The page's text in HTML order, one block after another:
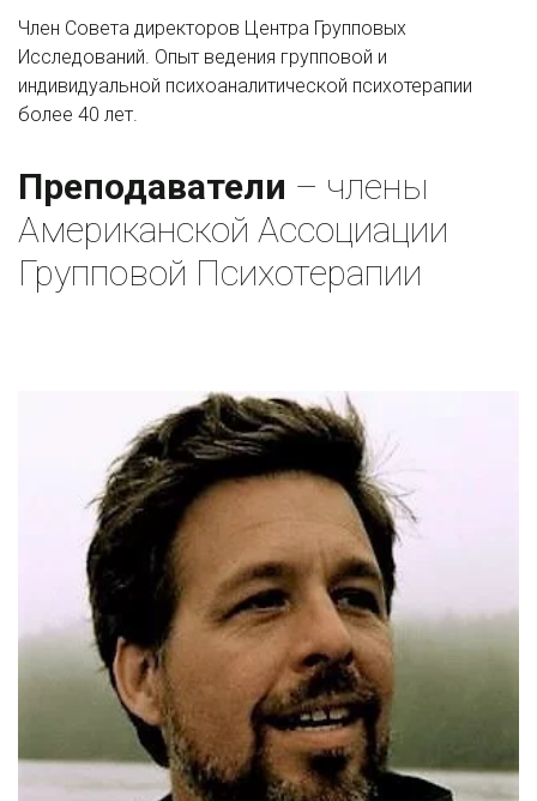
Член Совета директоров Центра Групповых
Исследований. Опыт ведения групповой и
индивидуальной психоаналитической психотерапии
более 40 лет.
Преподаватели – члены
Американской Ассоциации
Групповой Психотерапии